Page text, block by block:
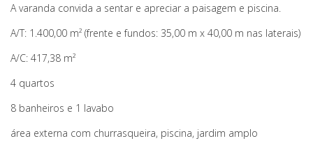
A varanda convida a sentar e apreciar a paisagem e piscina.
A/T: 1.400,00 m² (frente e fundos: 35,00 m x 40,00 m nas laterais)
A/C: 417,38 m²
4 quartos
8 banheiros e 1 lavabo
área externa com churrasqueira, piscina, jardim amplo